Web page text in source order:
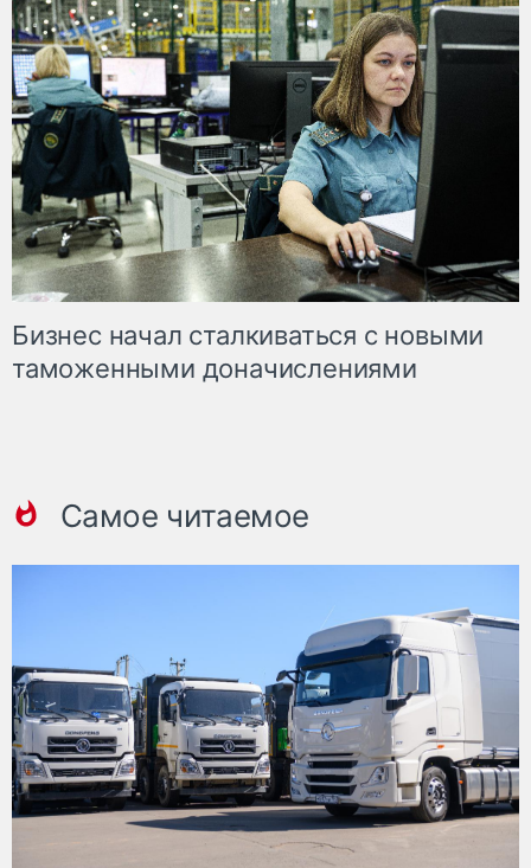
Бизнес начал сталкиваться с новыми
таможенными доначислениями
Самое читаемое